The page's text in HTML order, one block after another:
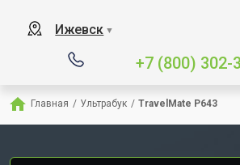
Ижевск ▼
+7 (800) 302-
Главная / Ультрабук / TravelMate P643